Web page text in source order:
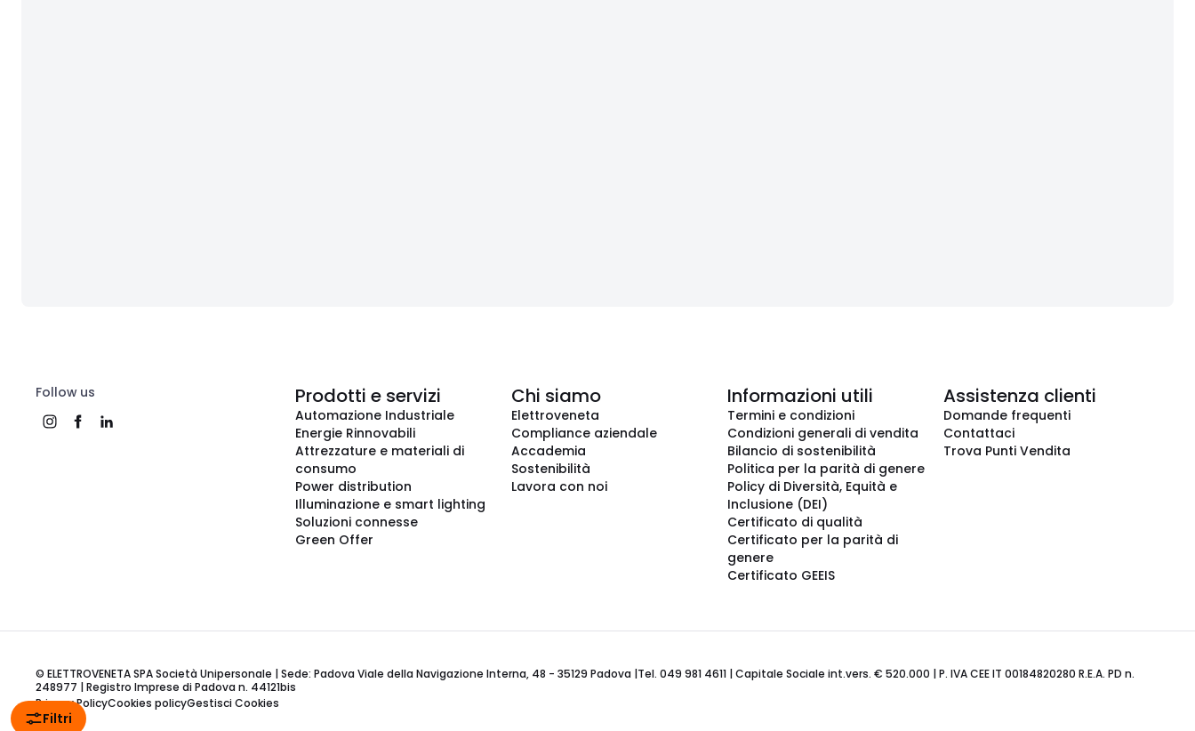
Filtri
Follow us Prodotti e servizi
Automazione Industriale
Energie Rinnovabili
Attrezzature e materiali di
consumo
Power distribution
Illuminazione e smart lighting
Soluzioni connesse
Green Offer
Chi siamo
Elettroveneta
Compliance aziendale
Accademia
Sostenibilità
Lavora con noi
Informazioni utili
Termini e condizioni
Condizioni generali di vendita
Bilancio di sostenibilità
Politica per la parità di genere
Policy di Diversità, Equità e
Inclusione (DEI)
Certificato di qualità
Certificato per la parità di
genere
Certificato GEEIS
Assistenza clienti
Domande frequenti
Contattaci
Trova Punti Vendita
© ELETTROVENETA SPA Società Unipersonale | Sede: Padova Viale della Navigazione Interna, 48 - 35129 Padova |Tel. 049 981 4611 | Capitale Sociale int.vers. € 520.000 | P. IVA CEE IT 00184820280 R.E.A. PD n.
248977 | Registro Imprese di Padova n. 44121bis
Privacy PolicyCookies policyGestisci Cookies